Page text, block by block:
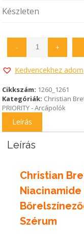
Készleten
- +
Kedvencekhez adom
Cikkszám: 1260_1261
Kategóriák: Christian
PRIORITY - Arcápolók
Leírás
Leírás
Christian
Szérum